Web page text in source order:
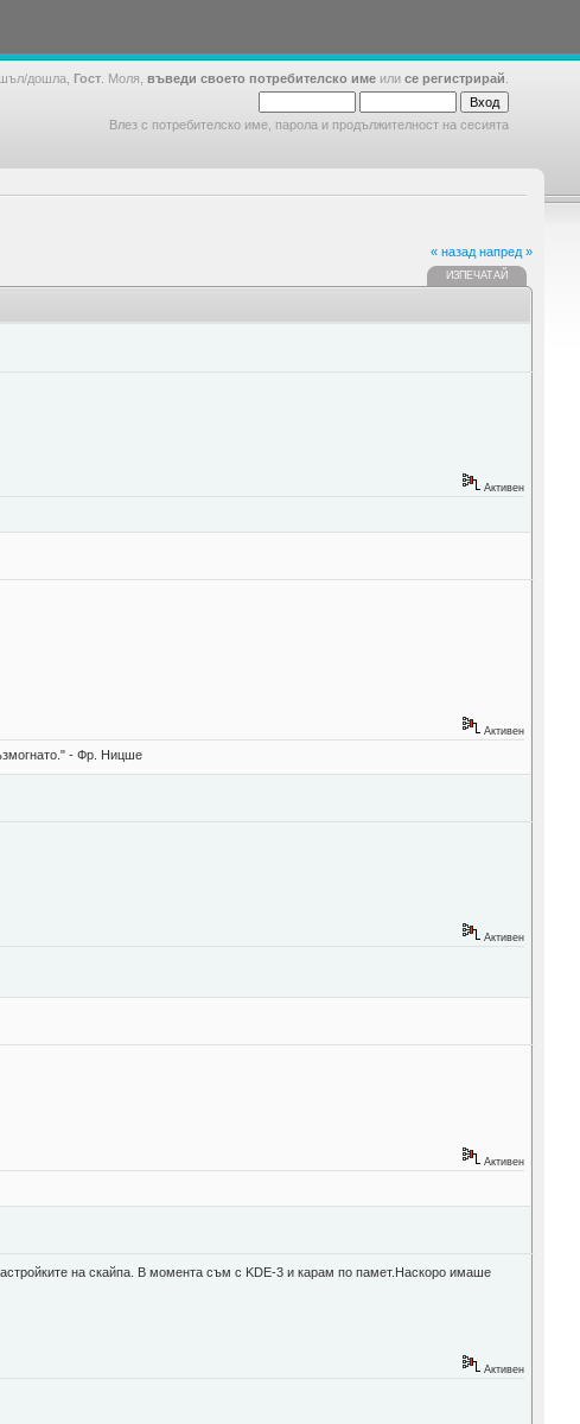
дошла, Гост . Моля, въведи своето потребителско име или се регистрирай
Влез с потребителско име, парола и продължителност на сесията
« назад напред »
ИЗПЕЧАТАЙ
Активен
Активен
- Фр. Ницше
Активен
Активен
на скайпа. В момента съм с KDE-3 и карам по памет.Наскоро имаше
Активен